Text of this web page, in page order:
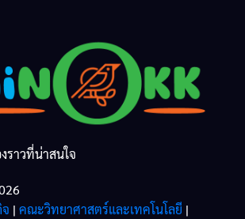
ราวที่น่าสนใจ
| คณะวิทยาศาสตร์และเทคโนโลยี |